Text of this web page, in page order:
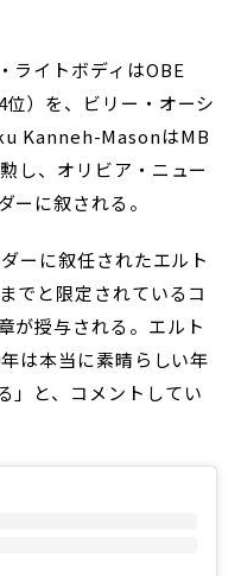
ライトボディはOBE
位）を、ビリー・オーシ
Kanneh-MasonはMB
し、オリビア・ニュー
ーに叙される。
ーに叙任されたエルト
でと限定されているコ
が授与される。エルト
は本当に素晴らしい年
」と、コメントしてい